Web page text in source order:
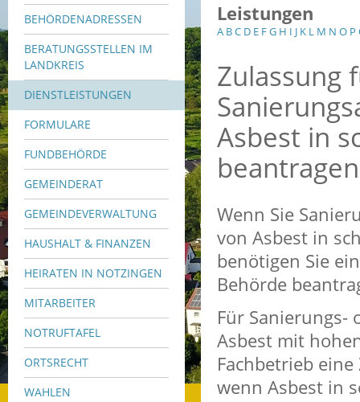
BEHÖRDENADRESSEN
BERATUNGSSTELLEN IM
LANDKREIS
DIENSTLEISTUNGEN
FORMULARE
FUNDBEHÖRDE
GEMEINDERAT
GEMEINDEVERWALTUNG
HAUSHALT & FINANZEN
HEIRATEN IN NOTZINGEN
MITARBEITER
NOTRUFTAFEL
ORTSRECHT
WAHLEN
Leistungen
A BC D E FG H I J K L M N O P
Zulassung
Asbest in
beantragen
Wenn Sie
von Asbest in
benötigen Sie
Behörde
Für Sanierungs-
Asbest mit
Fachbetrieb
wenn Asbest in